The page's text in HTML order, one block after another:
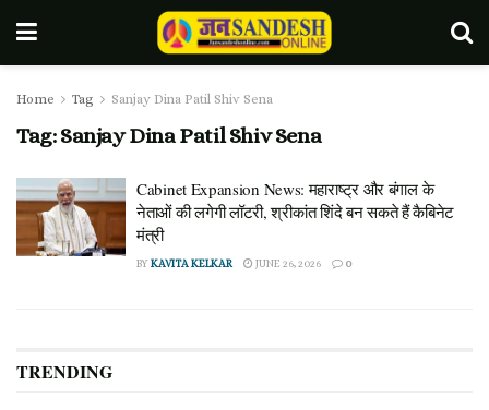
Home Tag Sanjay Dina Patil Shiv Sena
Tag:Sanjay Dina Patil Shiv Sena
Cabinet Expansion News: महाराष्ट्र और बंगाल के
नेताओं की लगेगी लॉटरी, श्रीकांत शिंदे बन सकते हैं कैबिनेट
मंत्री
BYKAVITA KELKAR JUNE 26, 2026 0
TRENDING